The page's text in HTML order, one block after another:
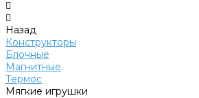
Назад
Конструкторы
Блочные
Магнитные
Термос
Мягкие игрушки